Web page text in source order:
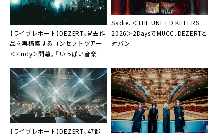
【ライヴレポート】DEZERT、過去作
品を再構築するコンセプトツアー
＜study＞開幕。「いっぱい音楽作
良い思いして、いっぱいライヴやり
ましょう！」
Sadie、＜THE UNITED KILLERS
2026＞2DaysでMUCC、DEZERTと
対バン
【ライヴレポート】DEZERT、47都